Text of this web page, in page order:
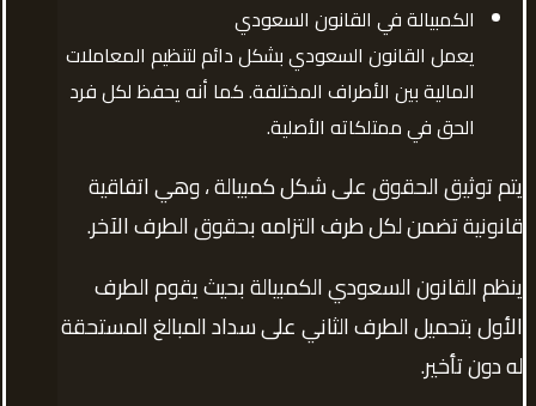
الكمبيالة في القانون السعودي
يعمل القانون السعودي بشكل دائم لتنظيم المعاملات
المالية بين الأطراف المختلفة. كما أنه يحفظ لكل فرد
الحق في ممتلكاته الأصلية.
يتم توثيق الحقوق على شكل كمبيالة ، وهي اتفاقية
قانونية تضمن لكل طرف التزامه بحقوق الطرف الآخر.
ينظم القانون السعودي الكمبيالة بحيث يقوم الطرف
الأول بتحميل الطرف الثاني على سداد المبالغ المستحقة
له دون تأخير.